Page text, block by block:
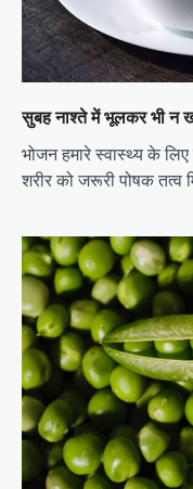
सुबह नाश्ते में भूलकर भी न
भोजन हमारे स्वास्थ्य के
शरीर को जरूरी पोषक